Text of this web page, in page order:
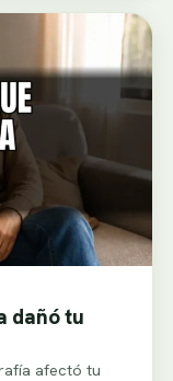
dañó tu
afectó tu